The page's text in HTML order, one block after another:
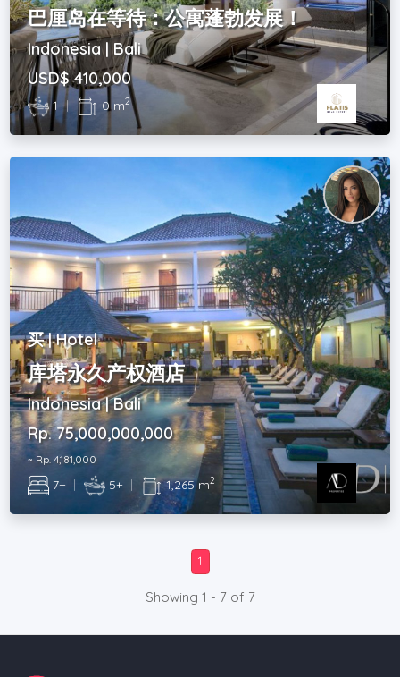
巴厘岛在等待：公寓蓬勃发展！
Indonesia | Bali
USD$ 410,000
1 | 0 m2
买 | Hotel
库塔永久产权酒店
Indonesia | Bali
Rp. 75,000,000,000
~ Rp. 4,181,000
7+ | 5+ | 1,265 m2
1
Showing 1 - 7 of 7